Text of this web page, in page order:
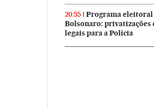
20:55
Programa eleitoral
Bolsonaro: privatizações
legais para a Polícia